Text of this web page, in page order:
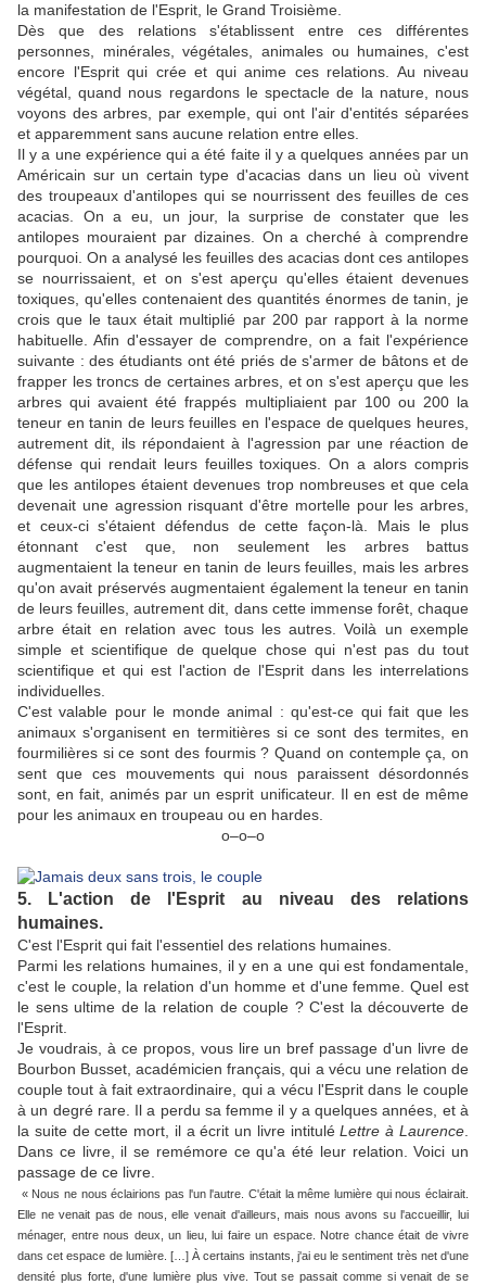
la manifestation de l'Esprit, le Grand Troisième.
Dès que des relations s'établissent entre ces différentes
personnes, minérales, végétales, animales ou humaines, c'est
encore l'Esprit qui crée et qui anime ces relations. Au niveau
végétal, quand nous regardons le spectacle de la nature, nous
voyons des arbres, par exemple, qui ont l'air d'entités séparées
et apparemment sans aucune relation entre elles.
Il y a une expérience qui a été faite il y a quelques années par un
Américain sur un certain type d'acacias dans un lieu où vivent
des troupeaux d'antilopes qui se nourrissent des feuilles de ces
acacias. On a eu, un jour, la surprise de constater que les
antilopes mouraient par dizaines. On a cherché à comprendre
pourquoi. On a analysé les feuilles des acacias dont ces antilopes
se nourrissaient, et on s'est aperçu qu'elles étaient devenues
toxiques, qu'elles contenaient des quantités énormes de tanin, je
crois que le taux était multiplié par 200 par rapport à la norme
habituelle. Afin d'essayer de comprendre, on a fait l'expérience
suivante : des étudiants ont été priés de s'armer de bâtons et de
frapper les troncs de certaines arbres, et on s'est aperçu que les
arbres qui avaient été frappés multipliaient par 100 ou 200 la
teneur en tanin de leurs feuilles en l'espace de quelques heures,
autrement dit, ils répondaient à l'agression par une réaction de
défense qui rendait leurs feuilles toxiques. On a alors compris
que les antilopes étaient devenues trop nombreuses et que cela
devenait une agression risquant d'être mortelle pour les arbres,
et ceux-ci s'étaient défendus de cette façon-là. Mais le plus
étonnant c'est que, non seulement les arbres battus
augmentaient la teneur en tanin de leurs feuilles, mais les arbres
qu'on avait préservés augmentaient également la teneur en tanin
de leurs feuilles, autrement dit, dans cette immense forêt, chaque
arbre était en relation avec tous les autres. Voilà un exemple
simple et scientifique de quelque chose qui n'est pas du tout
scientifique et qui est l'action de l'Esprit dans les interrelations
individuelles.
C'est valable pour le monde animal : qu'est-ce qui fait que les
animaux s'organisent en termitières si ce sont des termites, en
fourmilières si ce sont des fourmis ? Quand on contemple ça, on
sent que ces mouvements qui nous paraissent désordonnés
sont, en fait, animés par un esprit unificateur. Il en est de même
pour les animaux en troupeau ou en hardes.
ο–ο–ο
5. L'action de l'Esprit au niveau des relations
humaines.
C'est l'Esprit qui fait l'essentiel des relations humaines.
Parmi les relations humaines, il y en a une qui est fondamentale,
c'est le couple, la relation d'un homme et d'une femme. Quel est
le sens ultime de la relation de couple ? C'est la découverte de
l'Esprit.
Je voudrais, à ce propos, vous lire un bref passage d'un livre de
Bourbon Busset, académicien français, qui a vécu une relation de
couple tout à fait extraordinaire, qui a vécu l'Esprit dans le couple
à un degré rare. Il a perdu sa femme il y a quelques années, et à
la suite de cette mort, il a écrit un livre intituléLettre à Laurence
Dans ce livre, il se remémore ce qu'a été leur relation. Voici un
passage de ce livre.
« Nous ne nous éclairions pas l'un l'autre. C'était la même lumière qui nous éclairait.
Elle ne venait pas de nous, elle venait d'ailleurs, mais nous avons su l'accueillir, lui
ménager, entre nous deux, un lieu, lui faire un espace. Notre chance était de vivre
dans cet espace de lumière. […] À certains instants, j'ai eu le sentiment très net d'une
densité plus forte, d'une lumière plus vive. Tout se passait comme si venait de se